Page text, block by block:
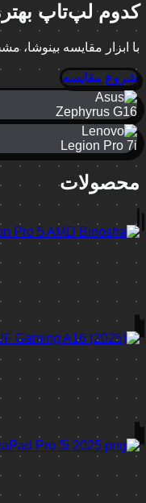
کدوم لپ‌تاپ
با ابزار مقایسه
شروع مقایسه
Zephyrus G16
Legion Pro 7i
محصولات